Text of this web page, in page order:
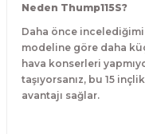
Neden Thump115S?
Daha önce
modeline göre daha
hava konserleri
taşıyorsanız, bu 15
avantajı sağlar.